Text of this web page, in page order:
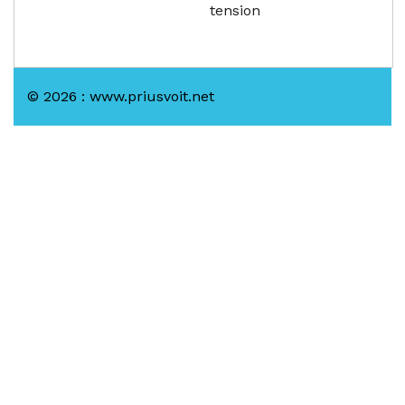
tension
© 2026 : www.priusvoit.net